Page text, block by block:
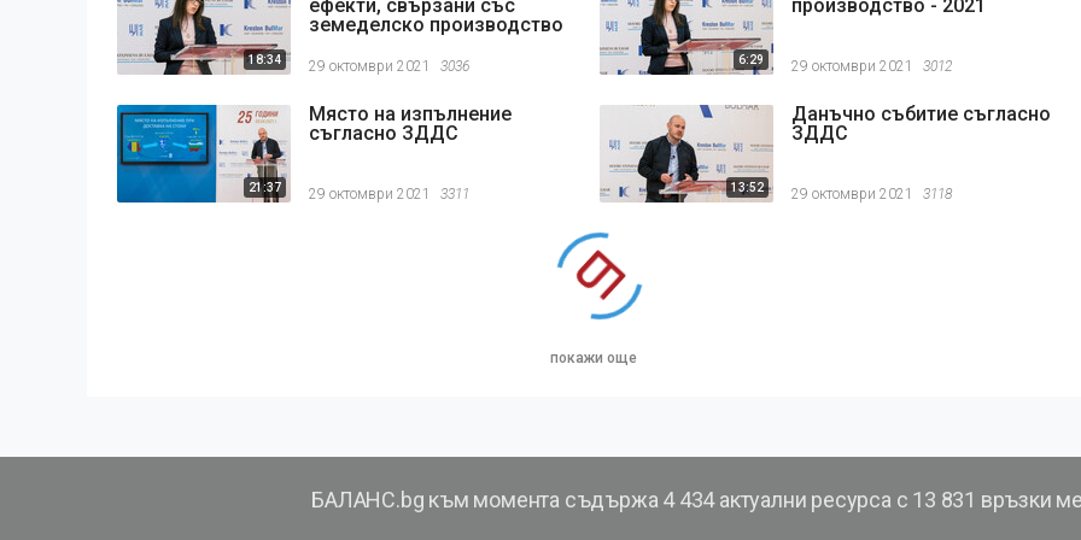
18:34
ефекти, свързани със
земеделско производство
29 октомври 2021 3036 6:29
производство - 2021
29 октомври 2021 3012
21:37
Място на изпълнение
съгласно ЗДДС
29 октомври 2021 3311 13:52
Данъчно събитие съгласно
ЗДДС
29 октомври 2021 3118
покажи още
БАЛАНС.bg към момента съдържа 4 434 актуални ресурса с 13 831 връзки